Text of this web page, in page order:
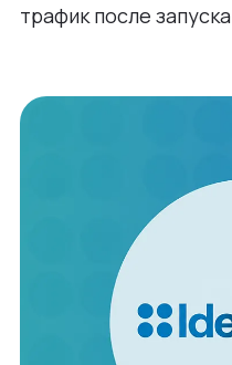
трафик после запуска